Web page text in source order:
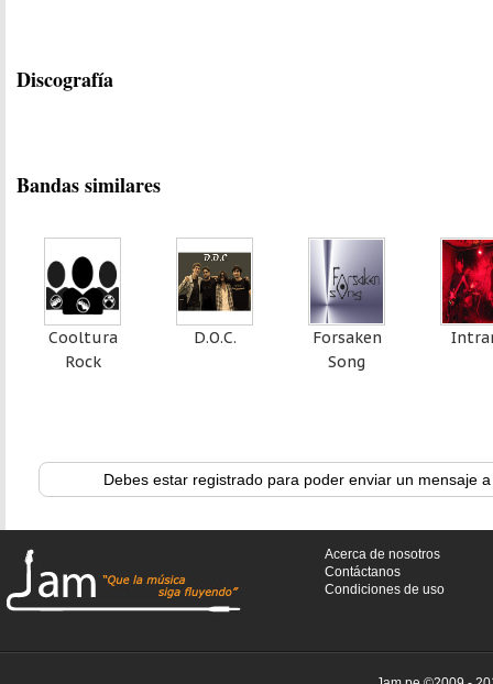
Discografía
Bandas similares
Cooltura
Rock
D.O.C.
Forsaken
Song
Debes estar registrado para poder enviar un mensaje
Acerca de nosotros
Contáctanos
Condiciones de uso